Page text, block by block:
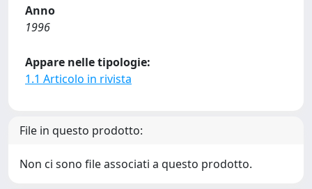
Anno
1996
Appare nelle tipologie:
1.1 Articolo in rivista
File in questo prodotto:
Non ci sono file associati a questo prodotto.